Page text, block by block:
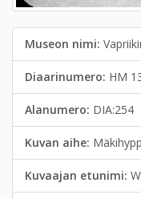
Museon nimi:
Diaarinumero: HM
Alanumero: DIA:254
Kuvan aihe:
Kuvaajan etunimi: